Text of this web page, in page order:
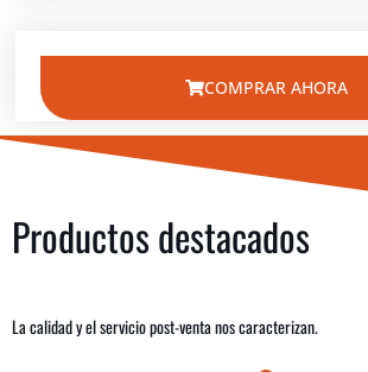
COMPRAR AHORA
Productos destacados
La calidad y el servicio post-venta nos caracterizan.